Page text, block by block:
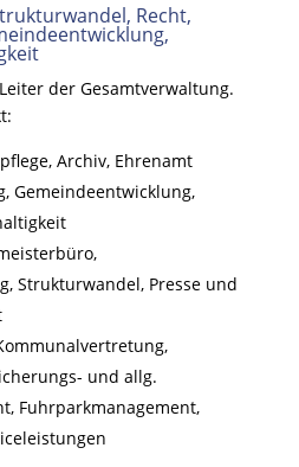
Recht,
der Gesamtverwaltung.
Archiv, Ehrenamt
Gemeindeentwicklung,
Strukturwandel, Presse und
und allg.
Fuhrparkmanagement,